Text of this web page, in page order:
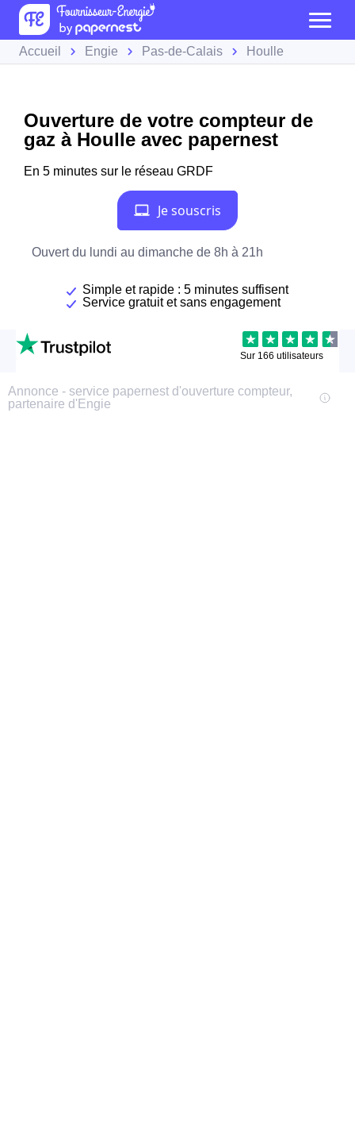
Accueil Engie Pas-de-Calais Houlle